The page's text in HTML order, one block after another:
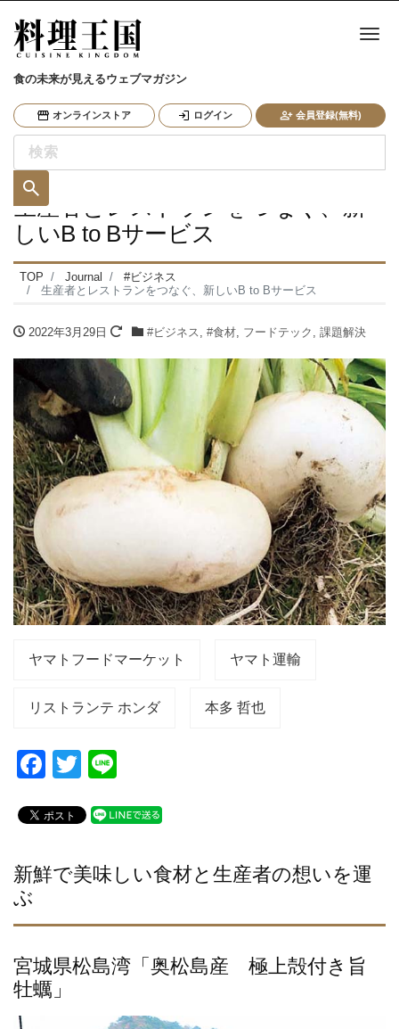
食の未来が見えるウェブマガジン
オンラインストア ログイン 会員登録(無料)
ナ
生産者とレストランをつなぐ、新
しいB to Bサービス
TOP Journal
#ビジネス
生産者とレストランをつなぐ、新しいB to Bサービス
2022年3月29日 #ビジネス, #食材, フードテック , 課題解決
ヤマトフードマーケット ヤマト運輸
リストランテ ホンダ 本多 哲也
F
c
b
o
k
T
tt
e
新鮮で美味しい食材と生産者の想いを運
ぶ
宮城県松島湾「奥松島産 極上殻付き旨
牡蠣」